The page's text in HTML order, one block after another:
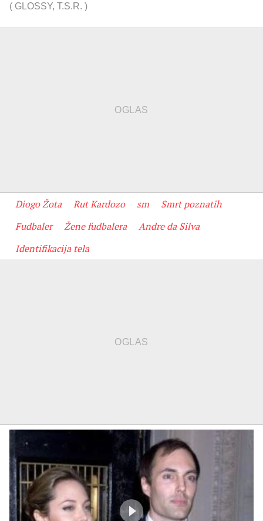
( GLOSSY, T.S.R. )
Diogo Žota Rut Kardozo sm
Smrt poznatih
Fudbaler
Žene fudbalera
Andre da Silva
Identifikacija tela